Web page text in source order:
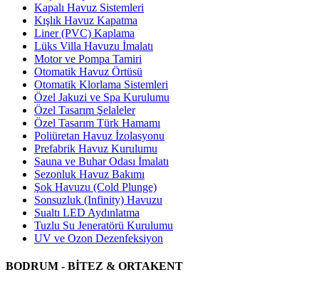
Kapalı Havuz Sistemleri
Kışlık Havuz Kapatma
Liner (PVC) Kaplama
Lüks Villa Havuzu İmalatı
Motor ve Pompa Tamiri
Otomatik Havuz Örtüsü
Otomatik Klorlama Sistemleri
Özel Jakuzi ve Spa Kurulumu
Özel Tasarım Şelaleler
Özel Tasarım Türk Hamamı
Poliüretan Havuz İzolasyonu
Prefabrik Havuz Kurulumu
Sauna ve Buhar Odası İmalatı
Sezonluk Havuz Bakımı
Şok Havuzu (Cold Plunge)
Sonsuzluk (Infinity) Havuzu
Sualtı LED Aydınlatma
Tuzlu Su Jeneratörü Kurulumu
UV ve Ozon Dezenfeksiyon
BODRUM - BİTEZ & ORTAKENT